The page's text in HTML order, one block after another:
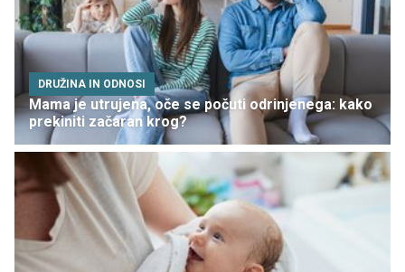
DRUŽINA IN ODNOSI
Mama je utrujena, oče se počuti odrinjenega: kako
prekiniti začaran krog?